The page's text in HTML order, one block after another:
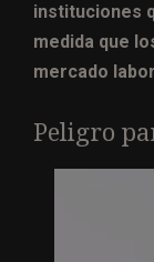
instituciones
medida que
mercado
Peligro